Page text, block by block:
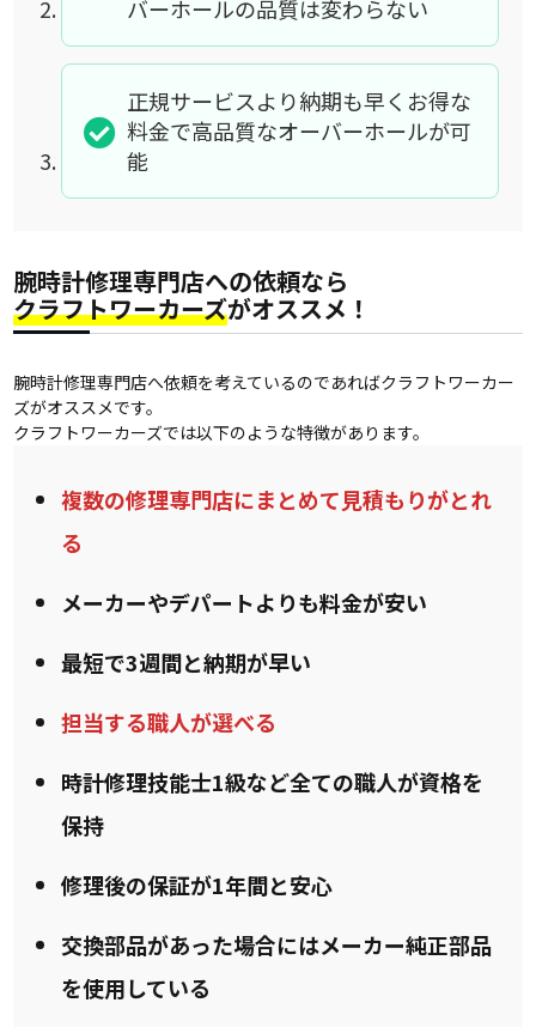
バーホールの品質は変わらない
正規サービスより納期も早くお得な
料金で高品質なオーバーホールが可
能
腕時計修理専門店への依頼なら
クラフトワーカーズがオススメ！
腕時計修理専門店へ依頼を考えているのであればクラフトワーカー
ズがオススメです。
クラフトワーカーズでは以下のような特徴があります。
複数の修理専門店にまとめて見積もりがとれ
る
メーカーやデパートよりも料金が安い
最短で3週間と納期が早い
担当する職人が選べる
時計修理技能士1級など全ての職人が資格を
保持
修理後の保証が1年間と安心
交換部品があった場合にはメーカー純正部品
を使用している